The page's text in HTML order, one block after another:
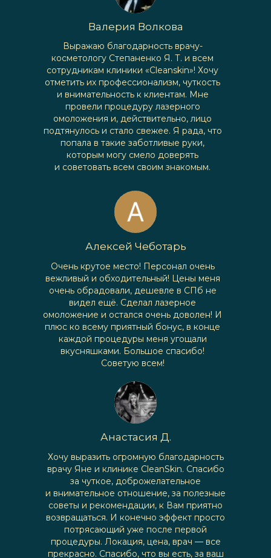
Валерия Волкова
Выражаю благодарность врачу-
косметологу Степаненко Я. Т. и всем
сотрудникам клиники «Cleanskin»! Хочу
отметить их профессионализм, чуткость
и внимательность к клиентам. Мне
провели процедуру лазерного
омоложения и, действительно, лицо
подтянулось и стало свежее. Я рада, что
попала в такие заботливые руки,
которым могу смело доверять
и советовать всем своим знакомым.
Алексей Чеботарь
Очень крутое место! Персонал очень
вежливый и обходительный! Цены меня
очень обрадовали, дешевле в СПб не
видел ещё. Сделал лазерное
омоложение и остался очень доволен! И
плюс ко всему приятный бонус, в конце
каждой процедуры меня угощали
вкусняшками. Большое спасибо!
Советую всем!
Анастасия Д.
Хочу выразить огромную благодарность
врачу Яне и клинике CleanSkin. Спасибо
за чуткое, доброжелательное
и внимательное отношение, за полезные
советы и рекомендации, к Вам приятно
возвращаться. И конечно эффект просто
потрясающий уже после первой
процедуры. Локация, цена, врач — все
прекрасно. Спасибо, что вы есть, за ваш